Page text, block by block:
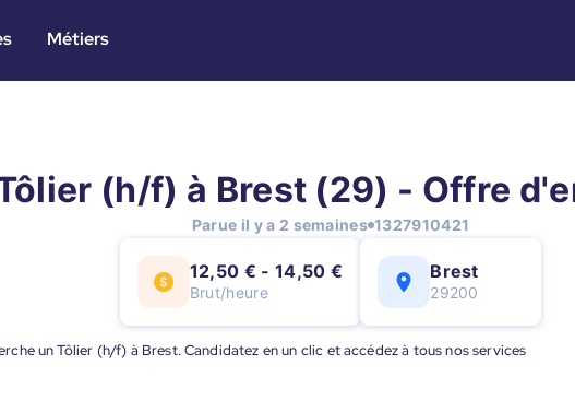
Métiers
(h/f) à Brest (29) - Offre
Parue il y a 2 semaines 1327910421
12,50 € - 14,50 €
Brut/heure
Brest
29200
un Tôlier (h/f) à Brest. Candidatez en un clic et accédez à tous nos services